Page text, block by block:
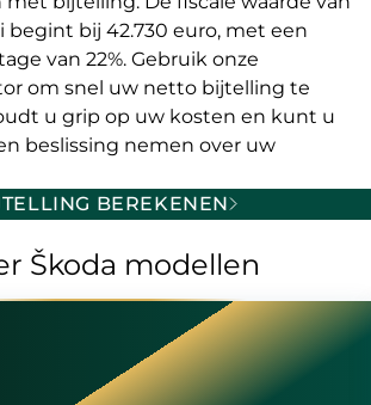
begint bij 42.730 euro, met een
van 22%. Gebruik onze
om snel uw netto bijtelling te
u grip op uw kosten en kunt u
beslissing nemen over uw
BEREKENEN
Škoda modellen